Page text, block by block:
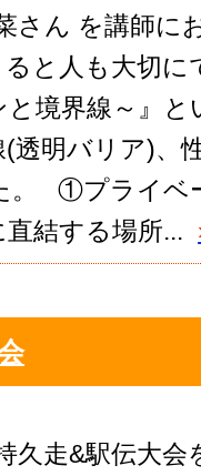
さん を講師に
ると人も大切
と境界線～』
透明バリア)、
。 ①プライベ
結する場所...
走&駅伝大会